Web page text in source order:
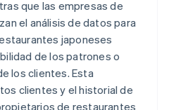
que las empresas de
el análisis de datos para
japoneses
de los patrones o
los clientes. Esta
clientes y el historial de
de restaurantes